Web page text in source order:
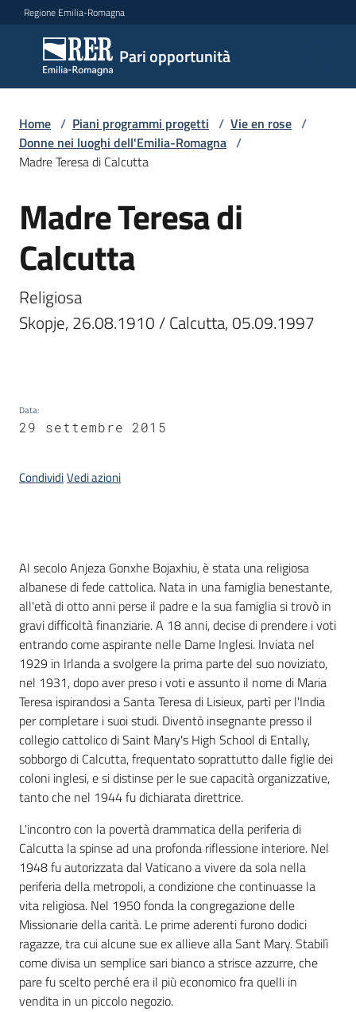
Vai al contenuto
Vai alla navigazione
Vai al footer
Regione Emilia-Romagna
Pari opportunità
Pari
opportunità
Argomenti
Novità
Servizi
Leggi
Atti
Programmi
Progetti
Home / Piani programmi progetti / Vie en rose /
Donne nei luoghi dell'Emilia-Romagna /
Madre Teresa di Calcutta
Salta al contenuto
Madre Teresa di
Calcutta
Religiosa
Skopje, 26.08.1910 / Calcutta, 05.09.1997
Data:
29 settembre 2015
CondividiVedi azioni
Introduzione
Al secolo Anjeza Gonxhe Bojaxhiu, è stata una religiosa
albanese di fede cattolica. Nata in una famiglia benestante,
all'età di otto anni perse il padre e la sua famiglia si trovò in
gravi difficoltà finanziarie. A 18 anni, decise di prendere i voti
entrando come aspirante nelle Dame Inglesi. Inviata nel
1929 in Irlanda a svolgere la prima parte del suo noviziato,
nel 1931, dopo aver preso i voti e assunto il nome di Maria
Teresa ispirandosi a Santa Teresa di Lisieux, partì per l'India
per completare i suoi studi. Diventò insegnante presso il
collegio cattolico di Saint Mary's High School di Entally,
sobborgo di Calcutta, frequentato soprattutto dalle figlie dei
coloni inglesi, e si distinse per le sue capacità organizzative,
tanto che nel 1944 fu dichiarata direttrice.
L'incontro con la povertà drammatica della periferia di
Calcutta la spinse ad una profonda riflessione interiore. Nel
1948 fu autorizzata dal Vaticano a vivere da sola nella
periferia della metropoli, a condizione che continuasse la
vita religiosa. Nel 1950 fonda la congregazione delle
Missionarie della carità. Le prime aderenti furono dodici
ragazze, tra cui alcune sue ex allieve alla Sant Mary. Stabilì
come divisa un semplice sari bianco a strisce azzurre, che
pare fu scelto perché era il più economico fra quelli in
vendita in un piccolo negozio.